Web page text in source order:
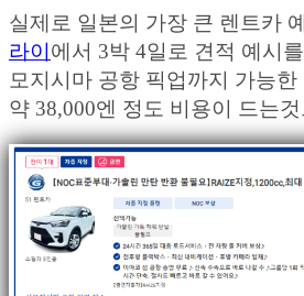
실제로 일본의 가장 큰 렌트카
라이 에서 3박 4일로 견적 예시
모지시마 공항 픽업까지 가능
약 38,000엔 정도 비용이 드는